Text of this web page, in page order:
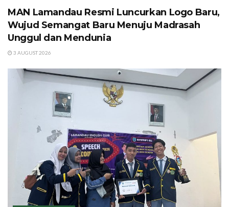
MAN Lamandau Resmi Luncurkan Logo Baru,
Wujud Semangat Baru Menuju Madrasah
Unggul dan Mendunia
3 AUGUST 2026